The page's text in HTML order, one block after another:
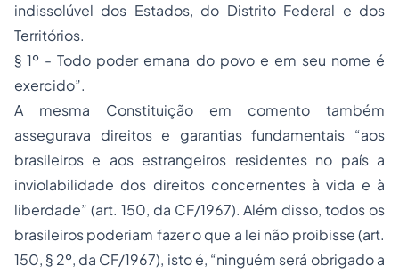
indissolúvel dos Estados, do Distrito Federal e dos
Territórios.
§ 1º - Todo poder emana do povo e em seu nome é
exercido”.
A mesma Constituição em comento também
assegurava direitos e garantias fundamentais “aos
brasileiros e aos estrangeiros residentes no país a
inviolabilidade dos direitos concernentes à vida e à
liberdade” (art. 150, da CF/1967). Além disso, todos os
brasileiros poderiam fazer o que a lei não proibisse (art.
150, § 2º, da CF/1967), isto é, “ninguém será obrigado a